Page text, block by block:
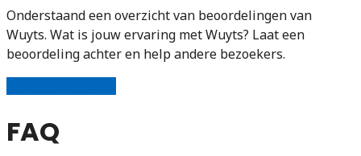
Onderstaand een overzicht van beoordelingen van
Wuyts. Wat is jouw ervaring met Wuyts? Laat een
beoordeling achter en help andere bezoekers.
FAQ